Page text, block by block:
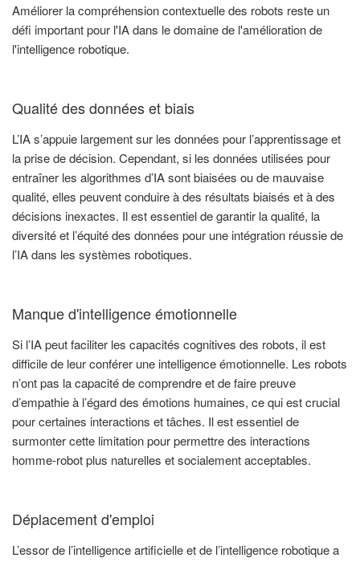
Améliorer la compréhension contextuelle des robots reste un
défi important pour l'IA dans le domaine de l'amélioration de
l'intelligence robotique.
Qualité des données et biais
L’IA s’appuie largement sur les données pour l’apprentissage et
la prise de décision. Cependant, si les données utilisées pour
entraîner les algorithmes d’IA sont biaisées ou de mauvaise
qualité, elles peuvent conduire à des résultats biaisés et à des
décisions inexactes. Il est essentiel de garantir la qualité, la
diversité et l’équité des données pour une intégration réussie de
l’IA dans les systèmes robotiques.
Manque d'intelligence émotionnelle
Si l’IA peut faciliter les capacités cognitives des robots, il est
difficile de leur conférer une intelligence émotionnelle. Les robots
n’ont pas la capacité de comprendre et de faire preuve
d’empathie à l’égard des émotions humaines, ce qui est crucial
pour certaines interactions et tâches. Il est essentiel de
surmonter cette limitation pour permettre des interactions
homme-robot plus naturelles et socialement acceptables.
Déplacement d'emploi
L’essor de l’intelligence artificielle et de l’intelligence robotique a